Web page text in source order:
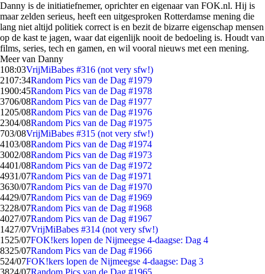
Danny is de initiatiefnemer, oprichter en eigenaar van FOK.nl. Hij is
maar zelden serieus, heeft een uitgesproken Rotterdamse mening die
lang niet altijd politiek correct is en bezit de bizarre eigenschap mensen
op de kast te jagen, waar dat eigenlijk nooit de bedoeling is. Houdt van
films, series, tech en gamen, en wil vooral nieuws met een mening.
Meer van Danny
108:03VrijMiBabes #316 (not very sfw!)
2107:34Random Pics van de Dag #1979
1900:45Random Pics van de Dag #1978
3706/08Random Pics van de Dag #1977
1205/08Random Pics van de Dag #1976
2304/08Random Pics van de Dag #1975
703/08VrijMiBabes #315 (not very sfw!)
4103/08Random Pics van de Dag #1974
3002/08Random Pics van de Dag #1973
4401/08Random Pics van de Dag #1972
4931/07Random Pics van de Dag #1971
3630/07Random Pics van de Dag #1970
4429/07Random Pics van de Dag #1969
3228/07Random Pics van de Dag #1968
4027/07Random Pics van de Dag #1967
1427/07VrijMiBabes #314 (not very sfw!)
1525/07FOK!kers lopen de Nijmeegse 4-daagse: Dag 4
8325/07Random Pics van de Dag #1966
524/07FOK!kers lopen de Nijmeegse 4-daagse: Dag 3
3824/07Random Pics van de Dag #1965